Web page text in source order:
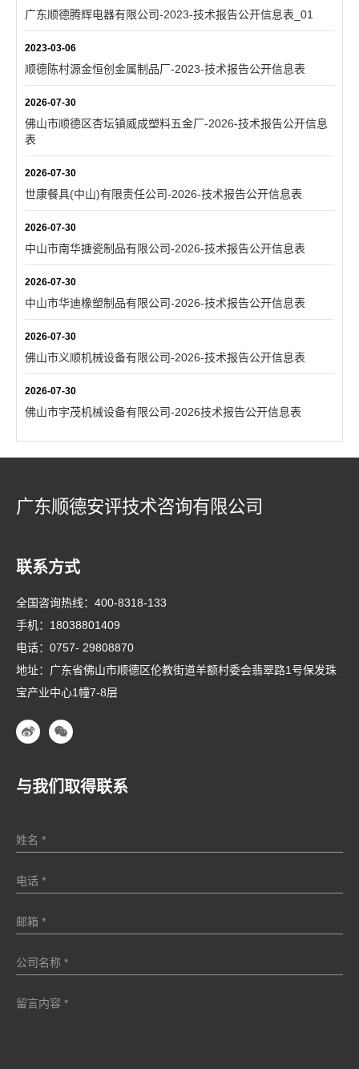
广东顺德腾辉电器有限公司-2023-技术报告公开信息表_01
2023-03-06
顺德陈村源金恒创金属制品厂-2023-技术报告公开信息表
2026-07-30
佛山市顺德区杏坛镇威成塑料五金厂-2026-技术报告公开信息
表
2026-07-30
世康餐具(中山)有限责任公司-2026-技术报告公开信息表
2026-07-30
中山市南华搪瓷制品有限公司-2026-技术报告公开信息表
2026-07-30
中山市华迪橡塑制品有限公司-2026-技术报告公开信息表
2026-07-30
佛山市义顺机械设备有限公司-2026-技术报告公开信息表
2026-07-30
佛山市宇茂机械设备有限公司-2026技术报告公开信息表
广东顺德安评技术咨询有限公司
联系方式
全国咨询热线： 400-8318-133
手机： 18038801409
电话： 0757- 29808870
地址：广东省佛山市顺德区伦教街道羊额村委会翡翠路1号保发珠
宝产业中心1幢7-8层
与我们取得联系